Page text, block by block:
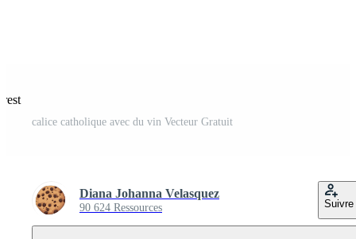
calice catholique avec du vin Vecteur Gratuit
Diana Johanna Velasquez
90 624 Ressources Suivre